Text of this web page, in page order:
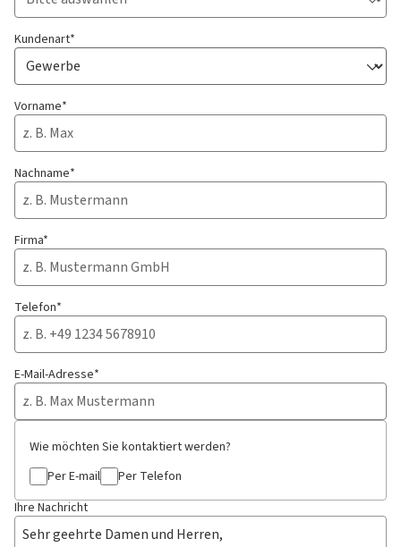
Kundenart*
Vorname*
Nachname*
Firma*
Telefon*
E-Mail-Adresse*
Wie möchten Sie kontaktiert werden?
Per E-mail
Per Telefon
Ihre Nachricht